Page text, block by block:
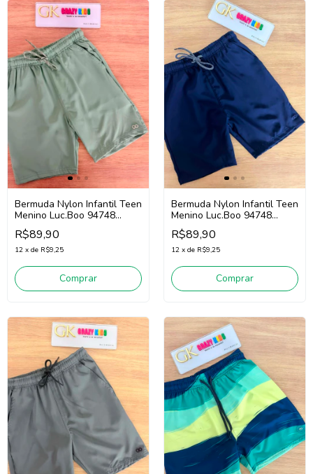
Bermuda Nylon Infantil Teen
Menino Luc.Boo 94748
(Verde)
R$89,90
12 x de R$9,25
Comprar
Bermuda Nylon Infantil Teen
Menino Luc.Boo 94748
(Marinho)
R$89,90
12 x de R$9,25
Comprar